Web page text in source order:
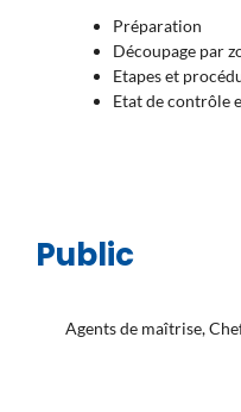
Préparation
Découpage par
Etapes et
Etat de contrôle
Public
Agents de maîtrise,